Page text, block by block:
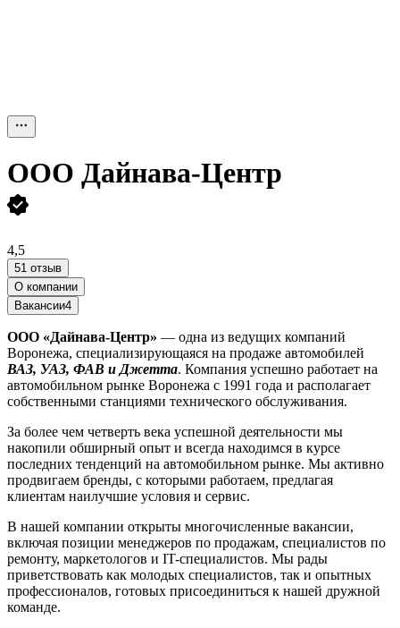
ООО Дайнава-Центр
4,5
51 отзыв
О компании
Вакансии4
ООО «Дайнава-Центр» — одна из ведущих компаний
Воронежа, специализирующаяся на продаже автомобилей
ВАЗ, УАЗ, ФАВ и Джетта. Компания успешно работает на
автомобильном рынке Воронежа с 1991 года и располагает
собственными станциями технического обслуживания.
За более чем четверть века успешной деятельности мы
накопили обширный опыт и всегда находимся в курсе
последних тенденций на автомобильном рынке. Мы активно
продвигаем бренды, с которыми работаем, предлагая
клиентам наилучшие условия и сервис.
В нашей компании открыты многочисленные вакансии,
включая позиции менеджеров по продажам, специалистов по
ремонту, маркетологов и IT-специалистов. Мы рады
приветствовать как молодых специалистов, так и опытных
профессионалов, готовых присоединиться к нашей дружной
команде.